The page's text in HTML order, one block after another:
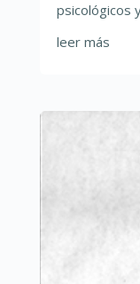
psicológicos
leer más